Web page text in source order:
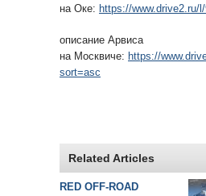
на Оке: https://www.drive2.ru/
описание Арвиса
на Москвиче: https://
sort=asc
Related Articles
RED OFF-ROAD